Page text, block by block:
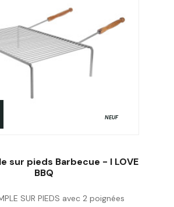
Acheter
NEUF
sur pieds Barbecue - I LOVE
BBQ
SUR PIEDS avec 2 poignées